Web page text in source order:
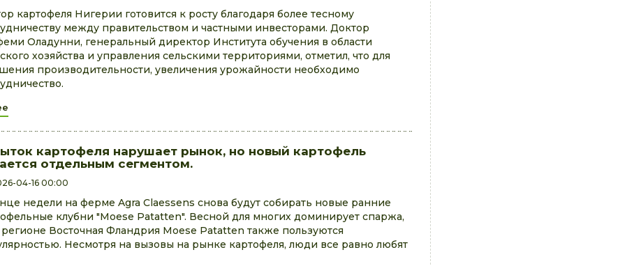
картофеля Нигерии готовится к росту благодаря более тесному
между правительством и частными инвесторами. Доктор
Оладунни, генеральный директор Института обучения в области
хозяйства и управления сельскими территориями, отметил, что для
производительности, увеличения урожайности необходимо
картофеля нарушает рынок, но новый картофель
отдельным сегментом.
04-16 00:00
недели на ферме Agra Claessens снова будут собирать новые ранние
клубни "Moese Patatten". Весной для многих доминирует спаржа,
Восточная Фландрия Moese Patatten также пользуются
Несмотря на вызовы на рынке картофеля, люди все равно любят